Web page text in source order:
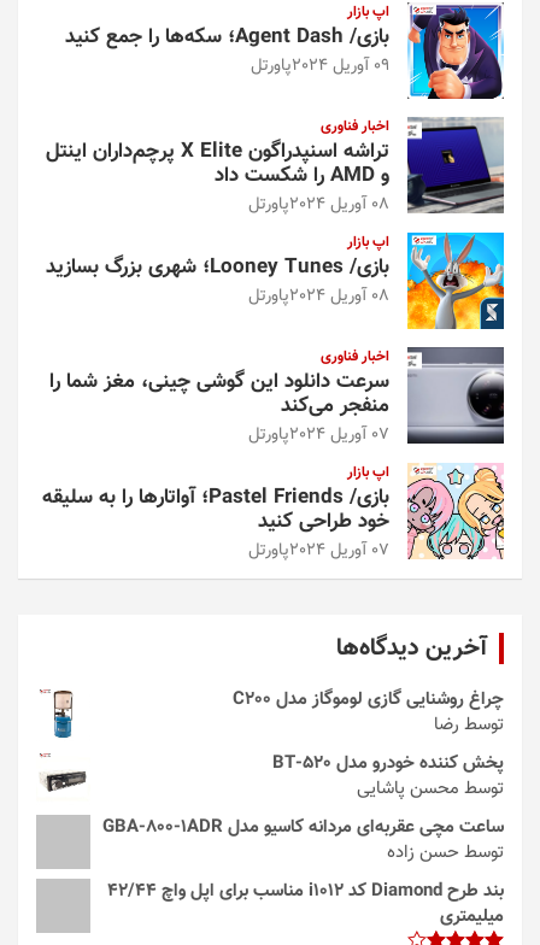
اپ بازار
بازی/ Agent Dash؛ سکه‌ها را جمع کنید
09 آوریل 2024 پاورتل
اخبار فناوری
تراشه اسنپدراگون X Elite پرچم‌داران اینتل
و AMD را شکست داد
08 آوریل 2024 پاورتل
اپ بازار
بازی/ Looney Tunes؛ شهری بزرگ بسازید
08 آوریل 2024 پاورتل
اخبار فناوری
سرعت دانلود این گوشی چینی، مغز شما را
منفجر می‌کند
07 آوریل 2024 پاورتل
اپ بازار
بازی/ Pastel Friends؛ آواتارها را به سلیقه
خود طراحی کنید
07 آوریل 2024 پاورتل
آخرین دیدگاه‌ها
چراغ روشنایی گازی لوموگاز مدل C200
توسط رضا
پخش کننده خودرو مدل 520-BT
توسط محسن پاشایی
ساعت مچی عقربه‌ای مردانه کاسیو مدل GBA-800-1ADR
توسط حسن زاده
بند طرح Diamond کد i1012 مناسب برای اپل واچ 42/44
میلیمتری